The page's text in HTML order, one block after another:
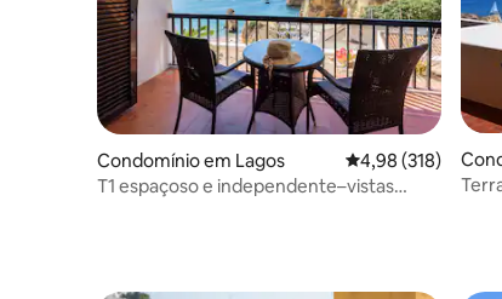
Condomínio em Lagos Classificação
4,98 (318)
T1 espaçoso e independente–vistas